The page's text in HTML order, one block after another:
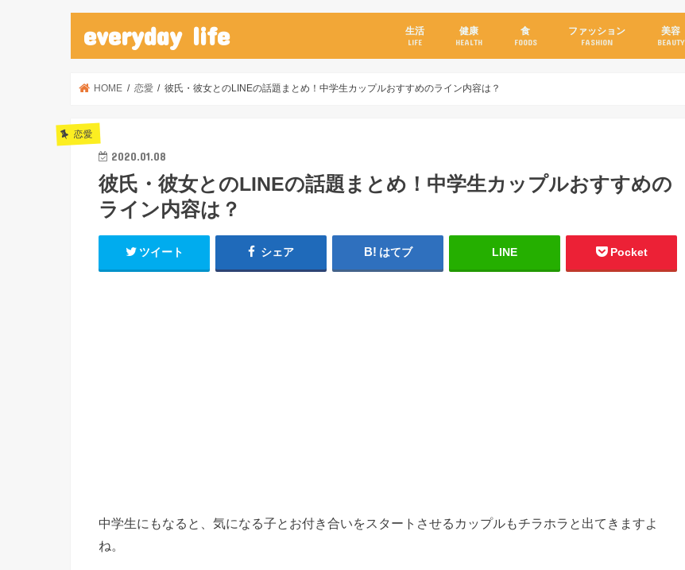
everyday life 生活
LIFE
健康
HEALTH
食
FOODS
ファッション
FASHION
美容
BEAUTY
HOME 恋愛 彼氏・彼女とのLINEの話題まとめ！中学生カップルおすすめのライン内容は？
恋愛
2020.01.08
彼氏・彼女とのLINEの話題まとめ！中学生カップルおすすめの
ライン内容は？
ツイート シェア はてブ LINE Pocket
中学生にもなると、気になる子とお付き合いをスタートさせるカップルもチラホラと出てきますよ
ね。